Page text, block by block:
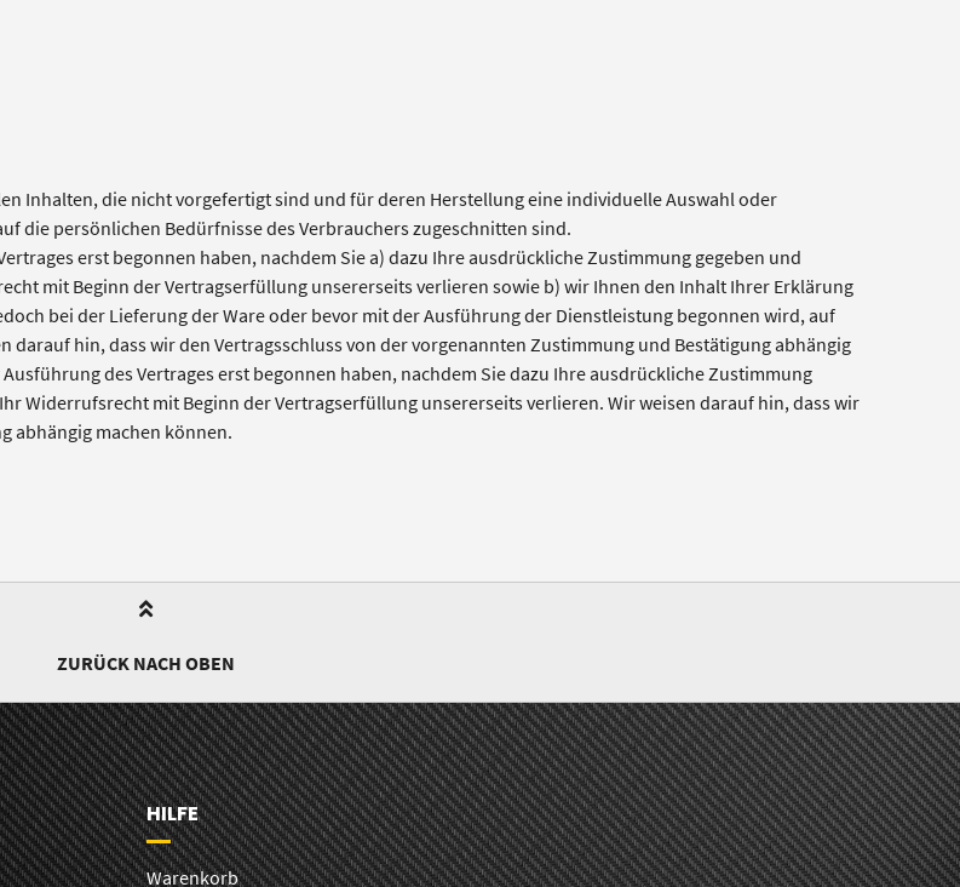
Inhalten, die nicht vorgefertigt sind und für deren Herstellung eine individuelle Auswahl oder
die persönlichen Bedürfnisse des Verbrauchers zugeschnitten sind.
erst begonnen haben, nachdem Sie a) dazu Ihre ausdrückliche Zustimmung gegeben und
mit Beginn der Vertragserfüllung unsererseits verlieren sowie b) wir Ihnen den Inhalt Ihrer Erklärung
bei der Lieferung der Ware oder bevor mit der Ausführung der Dienstleistung begonnen wird, auf
hin, dass wir den Vertragsschluss von der vorgenannten Zustimmung und Bestätigung abhängig
des Vertrages erst begonnen haben, nachdem Sie dazu Ihre ausdrückliche Zustimmung
Widerrufsrecht mit Beginn der Vertragserfüllung unsererseits verlieren. Wir weisen darauf hin, dass wir
abhängig machen können.
ZURÜCK NACH OBEN
HILFE
Warenkorb